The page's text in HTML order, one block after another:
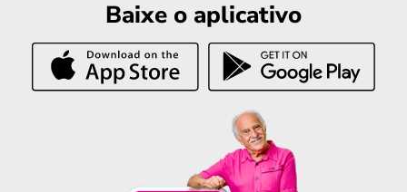
Baixe o aplicativo